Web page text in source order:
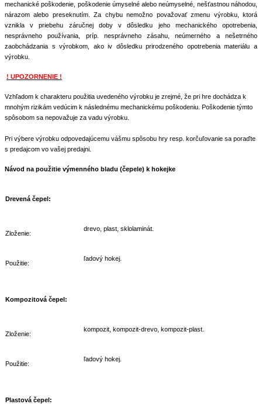
mechanické poškodenie, poškodenie úmyselné alebo neúmyselné, nešťastnou náhodou,
nárazom alebo preseknutím. Za chybu nemožno považovať zmenu výrobku, ktorá
vznikla v priebehu záručnej doby v dôsledku jeho mechanického opotrebenia,
nesprávneho používania, príp. nesprávneho zásahu, neúmerného a nešetrného
zaobchádzania s výrobkom, ako iv dôsledku prirodzeného opotrebenia materiálu a
výrobku.
! UPOZORNENIE !
Vzhľadom k charakteru použitia uvedeného výrobku je zrejmé, že pri hre dochádza k
mnohým rizikám vedúcim k následnému mechanickému poškodeniu. Poškodenie týmto
spôsobom sa nepovažuje za vadu výrobku.
Pri výbere výrobku odpovedajúcemu vášmu spôsobu hry resp. korčuľovanie sa poraďte
s predajcom vo vašej predajni.
Návod na použitie výmenného bladu (čepele) k hokejke
Drevená čepel:
Zloženie:
drevo, plast, sklolaminát.
Použitie:
ľadový hokej.
Kompozitová čepel:
Zloženie:
kompozit, kompozit-drevo, kompozit-plast.
Použitie:
ľadový hokej.
Plastová čepel: